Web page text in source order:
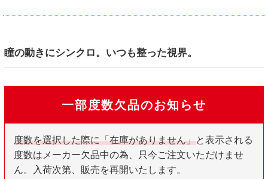
瞳の動きにシンクロ。いつも整った視界。
一部度数欠品のお知らせ
度数を選択した際に「在庫がありません」と表示される
度数はメーカー欠品中の為、只今ご注文いただけませ
ん。入荷次第、販売を再開いたします。